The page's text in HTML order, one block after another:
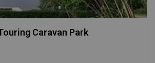
Caravan Park